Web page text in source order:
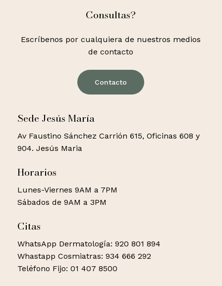
Consultas?
Escríbenos por cualquiera de nuestros medios
de contacto
Contacto
Sede Jesús María
Av Faustino Sánchez Carrión 615, Oficinas 608 y
904. Jesús Maria
Horarios
Lunes-Viernes 9AM a 7PM
Sábados de 9AM a 3PM
Citas
WhatsApp Dermatología: 920 801 894
Whastapp Cosmiatras: 934 666 292
Teléfono Fijo: 01 407 8500